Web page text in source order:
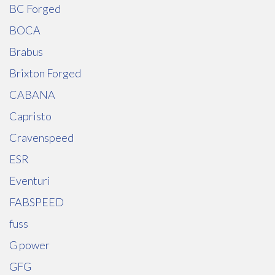
BC Forged
BOCA
Brabus
Brixton Forged
CABANA
Capristo
Cravenspeed
ESR
Eventuri
FABSPEED
fuss
G power
GFG